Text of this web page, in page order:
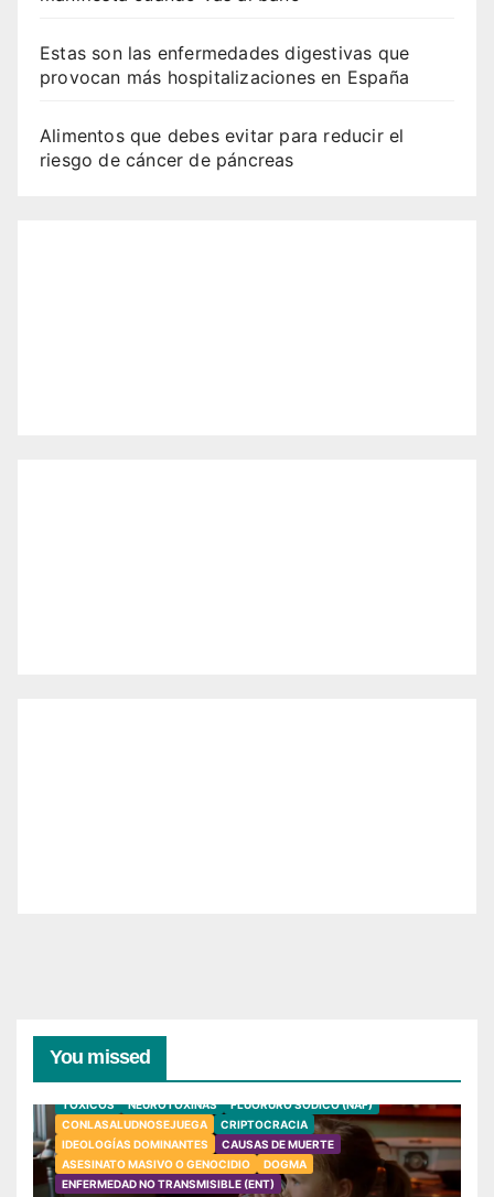
Estas son las enfermedades digestivas que
provocan más hospitalizaciones en España
Alimentos que debes evitar para reducir el
riesgo de cáncer de páncreas
You missed
TÓXICOS NEUROTOXINAS
FLUORURO SÓDICO (NAF)
CONLASALUDNOSEJUEGA
CRIPTOCRACIA
IDEOLOGÍAS DOMINANTES
CAUSAS DE MUERTE
ASESINATO MASIVO O GENOCIDIO
DOGMA
ENFERMEDAD NO TRANSMISIBLE (ENT)